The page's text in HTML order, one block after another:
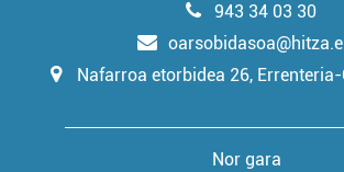
943 34 03 30
Nafarroa etorbidea 26,
Nor gara